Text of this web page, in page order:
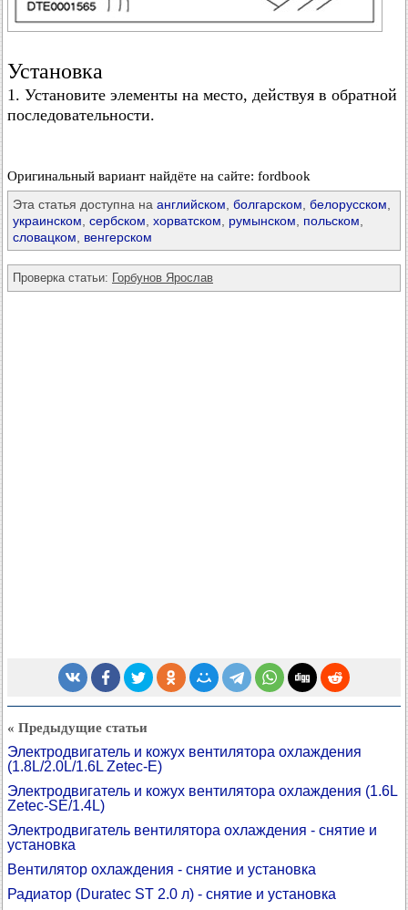
Установка
1. Установите элементы на место, действуя в обратной
последовательности.
Оригинальный вариант найдёте на сайте: fordbook
Эта статья доступна на английском болгарском белорусском
украинском сербском хорватском румынском польском
словацком
венгерском
Проверка статьи: Горбунов Ярослав
« Предыдущие статьи
Электродвигатель и кожух вентилятора охлаждения
(1.8L/2.0L/1.6L Zetec-E)
Электродвигатель и кожух вентилятора охлаждения (1.6L
Zetec-SE/1.4L)
Электродвигатель вентилятора охлаждения - снятие и
установка
Вентилятор охлаждения - снятие и установка
Радиатор (Duratec ST 2.0 л) - снятие и установка